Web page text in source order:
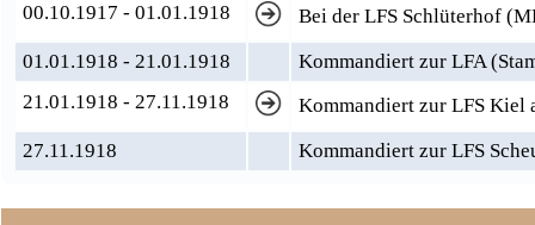
00.10.1917 - 01.01.1918
Bei der LFS Schlüterhof
01.01.1918 - 21.01.1918
Kommandiert zur LFA
21.01.1918 - 27.11.1918
Kommandiert zur LFS Kiel
27.11.1918
Kommandiert zur LFS